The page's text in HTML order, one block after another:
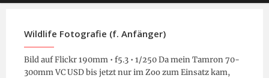
Wildlife Fotografie (f. Anfänger)
Bild auf Flickr 190mm • f5.3 • 1/250 Da mein Tamron 70-
300mm VC USD bis jetzt nur im Zoo zum Einsatz kam,